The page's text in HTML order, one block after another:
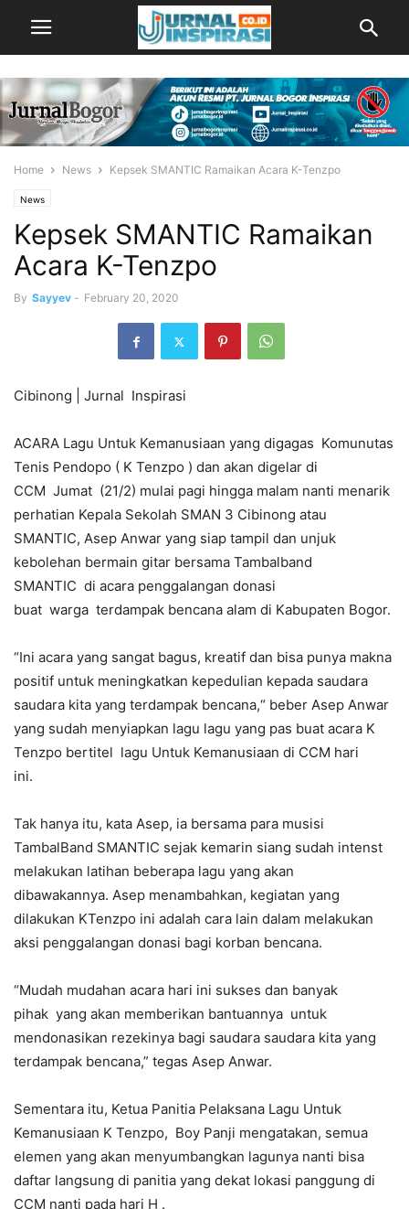
Home News Kepsek SMANTIC Ramaikan Acara K-Tenzpo
News
Kepsek SMANTIC Ramaikan
Acara K-Tenzpo
By Sayyev - February 20, 2020
Cibinong | Jurnal Inspirasi
ACARA Lagu Untuk Kemanusiaan yang digagas Komunutas
Tenis Pendopo ( K Tenzpo ) dan akan digelar di
CCM Jumat (21/2) mulai pagi hingga malam nanti menarik
perhatian Kepala Sekolah SMAN 3 Cibinong atau
SMANTIC, Asep Anwar yang siap tampil dan unjuk
kebolehan bermain gitar bersama Tambalband
SMANTIC di acara penggalangan donasi
buat warga terdampak bencana alam di Kabupaten Bogor.
“Ini acara yang sangat bagus, kreatif dan bisa punya makna
positif untuk meningkatkan kepedulian kepada saudara
saudara kita yang terdampak bencana,“ beber Asep Anwar
yang sudah menyiapkan lagu lagu yang pas buat acara K
Tenzpo bertitel lagu Untuk Kemanusiaan di CCM hari
ini.
Tak hanya itu, kata Asep, ia bersama para musisi
TambalBand SMANTIC sejak kemarin siang sudah intenst
melakukan latihan beberapa lagu yang akan
dibawakannya. Asep menambahkan, kegiatan yang
dilakukan KTenzpo ini adalah cara lain dalam melakukan
aksi penggalangan donasi bagi korban bencana.
“Mudah mudahan acara hari ini sukses dan banyak
pihak yang akan memberikan bantuannya untuk
mendonasikan rezekinya bagi saudara saudara kita yang
terdampak bencana,” tegas Asep Anwar.
Sementara itu, Ketua Panitia Pelaksana Lagu Untuk
Kemanusiaan K Tenzpo, Boy Panji mengatakan, semua
elemen yang akan menyumbangkan lagunya nanti bisa
daftar langsung di panitia yang dekat lokasi panggung di
CCM nanti pada hari H .